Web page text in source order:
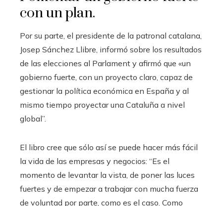
con un plan.
Por su parte, el presidente de la patronal catalana,
Josep Sánchez Llibre, informó sobre los resultados
de las elecciones al Parlament y afirmó que «un
gobierno fuerte, con un proyecto claro, capaz de
gestionar la política económica en España y al
mismo tiempo proyectar una Cataluña a nivel
global”.
El libro cree que sólo así se puede hacer más fácil
la vida de las empresas y negocios: “Es el
momento de levantar la vista, de poner las luces
fuertes y de empezar a trabajar con mucha fuerza
de voluntad por parte, como es el caso. Como